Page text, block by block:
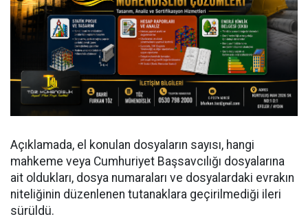
Açıklamada, el konulan dosyaların sayısı, hangi
mahkeme veya Cumhuriyet Başsavcılığı dosyalarına
ait oldukları, dosya numaraları ve dosyalardaki evrakın
niteliğinin düzenlenen tutanaklara geçirilmediği ileri
sürüldü.